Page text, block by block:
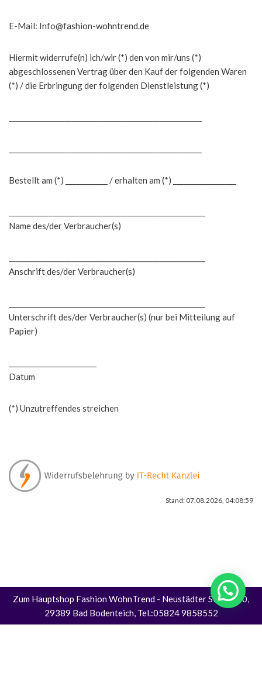
E-Mail: Info@fashion-wohntrend.de
Hiermit widerrufe(n) ich/wir (*) den von mir/uns (*)
abgeschlossenen Vertrag über den Kauf der folgenden Waren
(*) / die Erbringung der folgenden Dienstleistung (*)
Bestellt am (*) ____________ / erhalten am (*) __________________
Name des/der Verbraucher(s)
Anschrift des/der Verbraucher(s)
Unterschrift des/der Verbraucher(s) (nur bei Mitteilung auf
Papier)
Datum
(*) Unzutreffendes streichen
Stand: 07.08.2026, 04:08:59
Zum Hauptshop Fashion WohnTrend - Neustädter Straße 30,
29389 Bad Bodenteich, Tel.:05824 9858552